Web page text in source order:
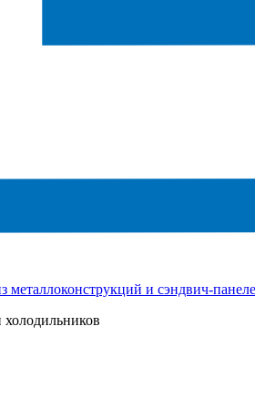
металлоконструкций и сэндвич-